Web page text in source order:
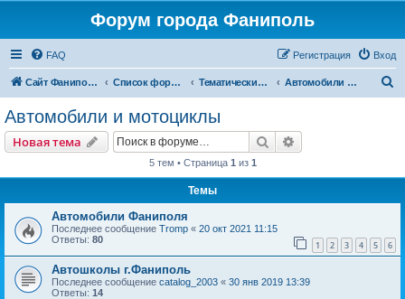
Форум города Фаниполь
FAQ Вход
Регистрация
Сайт Фаниполь OnLine Список форумов Тематические разделы Автомобили и мотоциклы
Автомобили и мотоциклы
Новая тема Поиск
5 тем • Страница 1 из 1
Темы
Автомобили Фаниполя
Последнее сообщение Tromp « 20 окт 2021 11:15
Ответы: 80 1 2 3 4 5 6
Автошколы г.Фаниполь
Последнее сообщение catalog_2003 « 30 янв 2019 13:39
Ответы: 14